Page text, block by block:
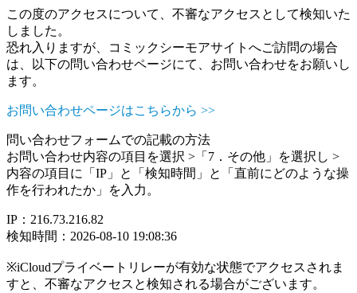
この度のアクセスについて、不審なアクセスとして検知いた
しました。
恐れ入りますが、コミックシーモアサイトへご訪問の場合
は、以下の問い合わせページにて、お問い合わせをお願いし
ます。
お問い合わせページはこちらから >>
問い合わせフォームでの記載の方法
お問い合わせ内容の項目を選択 >「7．その他」を選択し >
内容の項目に「IP」と「検知時間」と「直前にどのような操
作を行われたか」を入力。
IP：216.73.216.82
検知時間：2026-08-10 19:08:36
※iCloudプライベートリレーが有効な状態でアクセスされま
すと、不審なアクセスと検知される場合がございます。